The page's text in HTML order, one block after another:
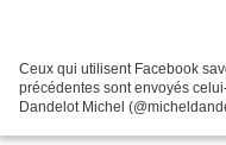
Ceux qui utilisent Facebook
précédentes sont envoyés
Dandelot Michel